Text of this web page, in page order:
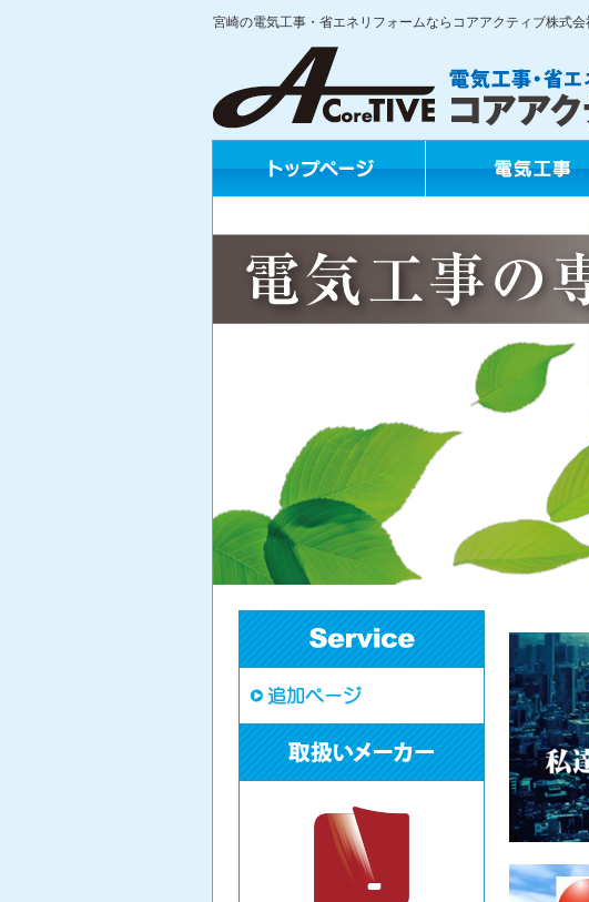
宮崎の電気工事・省エネリフォームならコアアクティブ株式